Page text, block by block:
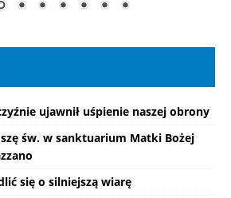
ujawnił uśpienie naszej obrony
św. w sanktuarium Matki Bożej
się o silniejszą wiarę